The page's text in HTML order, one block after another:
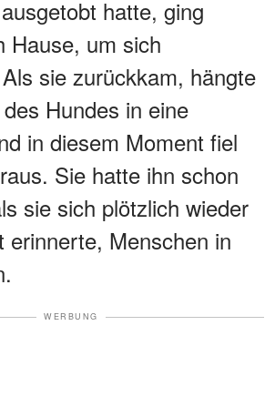
hatte, ging
Hause, um sich
sie zurückkam, hängte
Hundes in eine
in diesem Moment fiel
Sie hatte ihn schon
sie sich plötzlich wieder
erinnerte, Menschen in
WERBUNG